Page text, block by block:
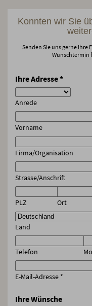
Konnten wir Sie
Senden Sie uns gerne Ihre
Wunschtermin
Ihre Adresse*
Anrede
Vorname
Firma/Organisation
Strasse/Anschrift
PLZ Ort
Land
Telefon
E-Mail-Adresse *
Ihre Wünsche